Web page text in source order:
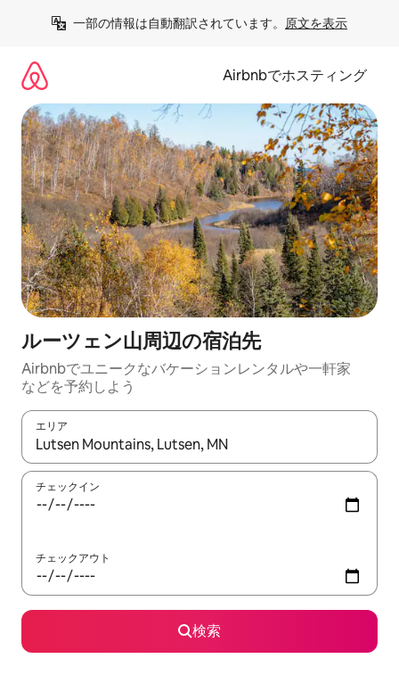
一部の情報は自動翻訳されています。 原文を表示
Airbnbでホスティング
ルーツェン山⁠周⁠辺⁠の宿⁠泊⁠先
Airbnbでユニークなバ⁠ケ⁠ー⁠シ⁠ョ⁠ンレ⁠ン⁠タ⁠ルや一⁠軒⁠家
な⁠ど⁠を予⁠約⁠し⁠よ⁠う
エリア
検索結果が表示されたら、上下の矢印キーを使って移動するか
チェックイン
チェックアウト
検索